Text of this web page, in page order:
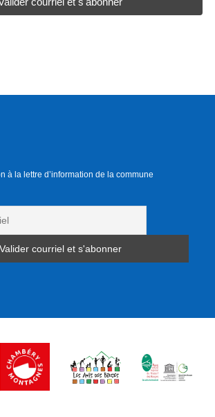
à la lettre d’information de la commune